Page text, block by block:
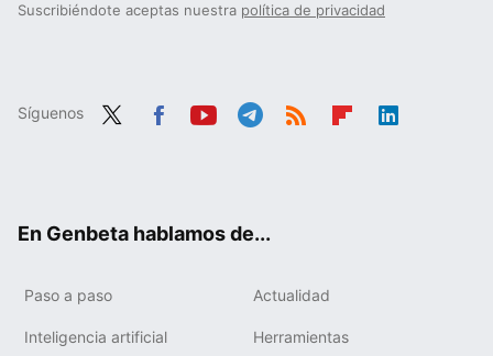
Suscribiéndote aceptas nuestra política de privacidad
Síguenos
En Genbeta hablamos de...
Paso a paso Actualidad
Inteligencia artificial Herramientas